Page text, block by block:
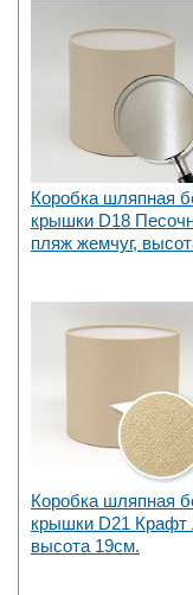
Коробка шляпная
крышки D18
пляж жемчуг,
Коробка шляпная
крышки D21 Крафт
высота 19см.